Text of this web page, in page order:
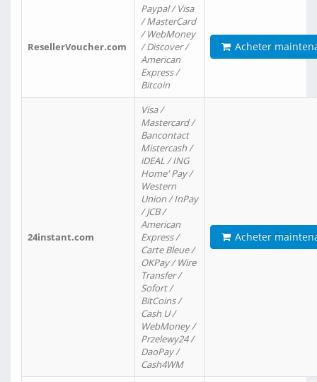
ResellerVoucher.com
Paypal / Visa
/ MasterCard
/ WebMoney
/ Discover /
American
Express /
Bitcoin
Acheter
24instant.com
Visa /
Mastercard /
Bancontact
Mistercash /
iDEAL / ING
Home' Pay /
Western
Union / InPay
/ JCB /
American
Express /
Carte Bleue /
OKPay / Wire
Transfer /
Sofort /
BitCoins /
Cash U /
WebMoney /
Przelewy24 /
DaoPay /
Cash4WM
Acheter